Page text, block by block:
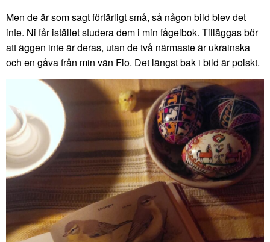
Men de är som sagt förfärligt små, så någon bild blev det
inte. Ni får istället studera dem i min fågelbok. Tilläggas bör
att äggen inte är deras, utan de två närmaste är ukrainska
och en gåva från min vän Flo. Det längst bak i bild är polskt.